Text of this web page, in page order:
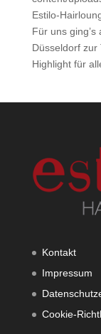
Estilo-
Für uns
Düsseldorf zur
Highlight für
Kontakt
Impressum
Cookie-